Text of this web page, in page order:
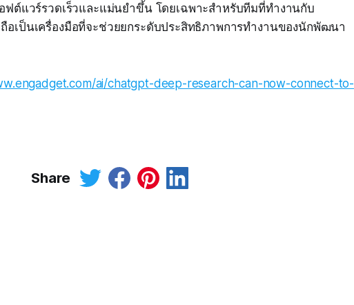
ต์แวร์รวดเร็วและแม่นยำขึ้น โดยเฉพาะสำหรับทีมที่ทำงานกับ
อเป็นเครื่องมือที่จะช่วยยกระดับประสิทธิภาพการทำงานของนักพัฒนา
ai/chatgpt-deep-research-can-now-connect-to-
Share